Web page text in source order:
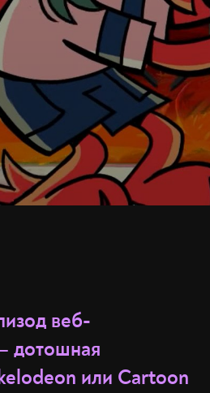
веб-
дотошная
или Cartoon